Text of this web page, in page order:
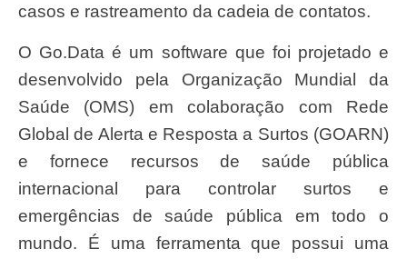
casos e rastreamento da cadeia de contatos.
O Go.Data é um software que foi projetado e
desenvolvido pela Organização Mundial da
Saúde (OMS) em colaboração com Rede
Global de Alerta e Resposta a Surtos (GOARN)
e fornece recursos de saúde pública
internacional para controlar surtos e
emergências de saúde pública em todo o
mundo. É uma ferramenta que possui uma